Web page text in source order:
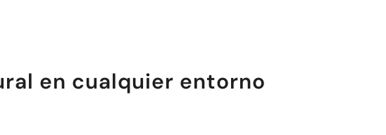
en cualquier entorno